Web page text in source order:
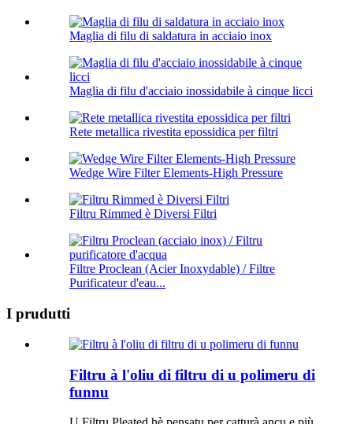
Maglia di filu di saldatura in acciaio inox
Maglia di filu d'acciaio inossidabile à cinque licci
Rete metallica rivestita epossidica per filtri
Wedge Wire Filter Elements-High Pressure
Filtru Rimmed è Diversi Filtri
Filtre Proclean (Acier Inoxydable) / Filtre
Purificateur d'eau...
I prudutti
Filtru à l'oliu di filtru di u polimeru di
funnu